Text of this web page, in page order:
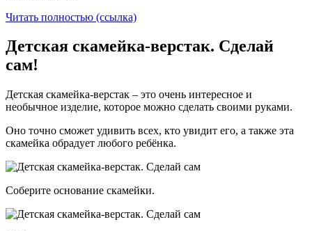
Читать полностью (ссылка)
Детская скамейка-верстак. Сделай
сам!
Детская скамейка-верстак – это очень интересное и
необычное изделие, которое можно сделать своими руками.
Оно точно сможет удивить всех, кто увидит его, а также эта
скамейка обрадует любого ребёнка.
Соберите основание скамейки.